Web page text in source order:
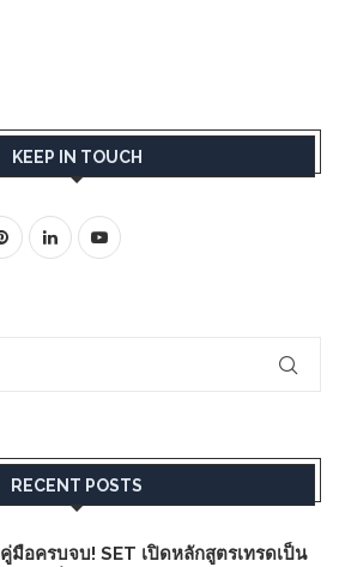
KEEP IN TOUCH
RECENT POSTS
คู่มือครบจบ! SET เปิดหลักสูตรเทรดเป็น